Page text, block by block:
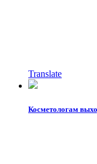
Translate
Косметологам